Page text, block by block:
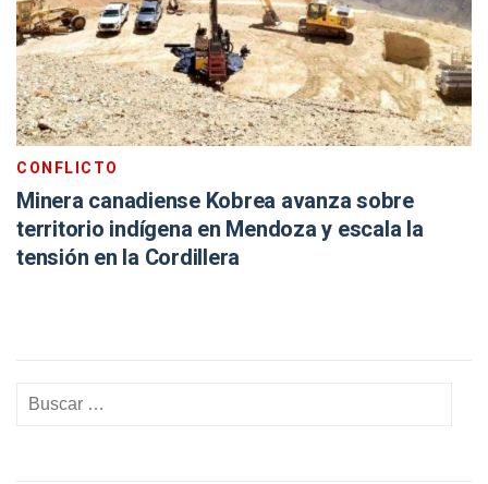
CONFLICTO
Minera canadiense Kobrea avanza sobre
territorio indígena en Mendoza y escala la
tensión en la Cordillera